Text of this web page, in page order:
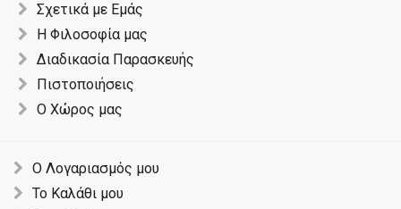
Σχετικά με Εμάς
Η Φιλοσοφία μας
Διαδικασία Παρασκευής
Πιστοποιήσεις
Ο Χώρος μας
Ο Λογαριασμός μου
Το Καλάθι μου